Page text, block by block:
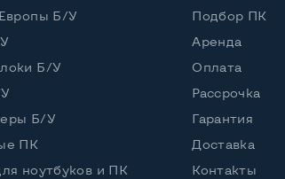
HD
Б/У
Б/У
Б/У
ПК
ноутбуков и ПК
Подбор ПК
Аренда
Оплата
Рассрочка
Гарантия
Доставка
Контакты